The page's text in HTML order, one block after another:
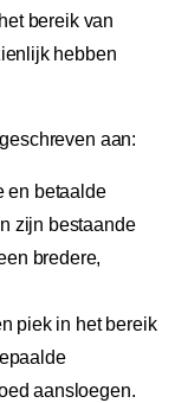
bereik van
hebben
aan:
en betaalde
zijn bestaande
bredere,
piek in het bereik
aansloegen.